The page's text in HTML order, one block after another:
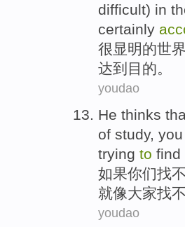
difficult) in
certainly
很显明的世
达到目的。
youdao
He thinks
of study,
trying to find
如果你们找
就像大家找
youdao